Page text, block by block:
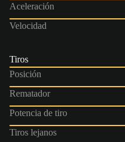
Aceleración
Velocidad
Tiros
Posición
Rematador
Potencia de tiro
Tiros lejanos